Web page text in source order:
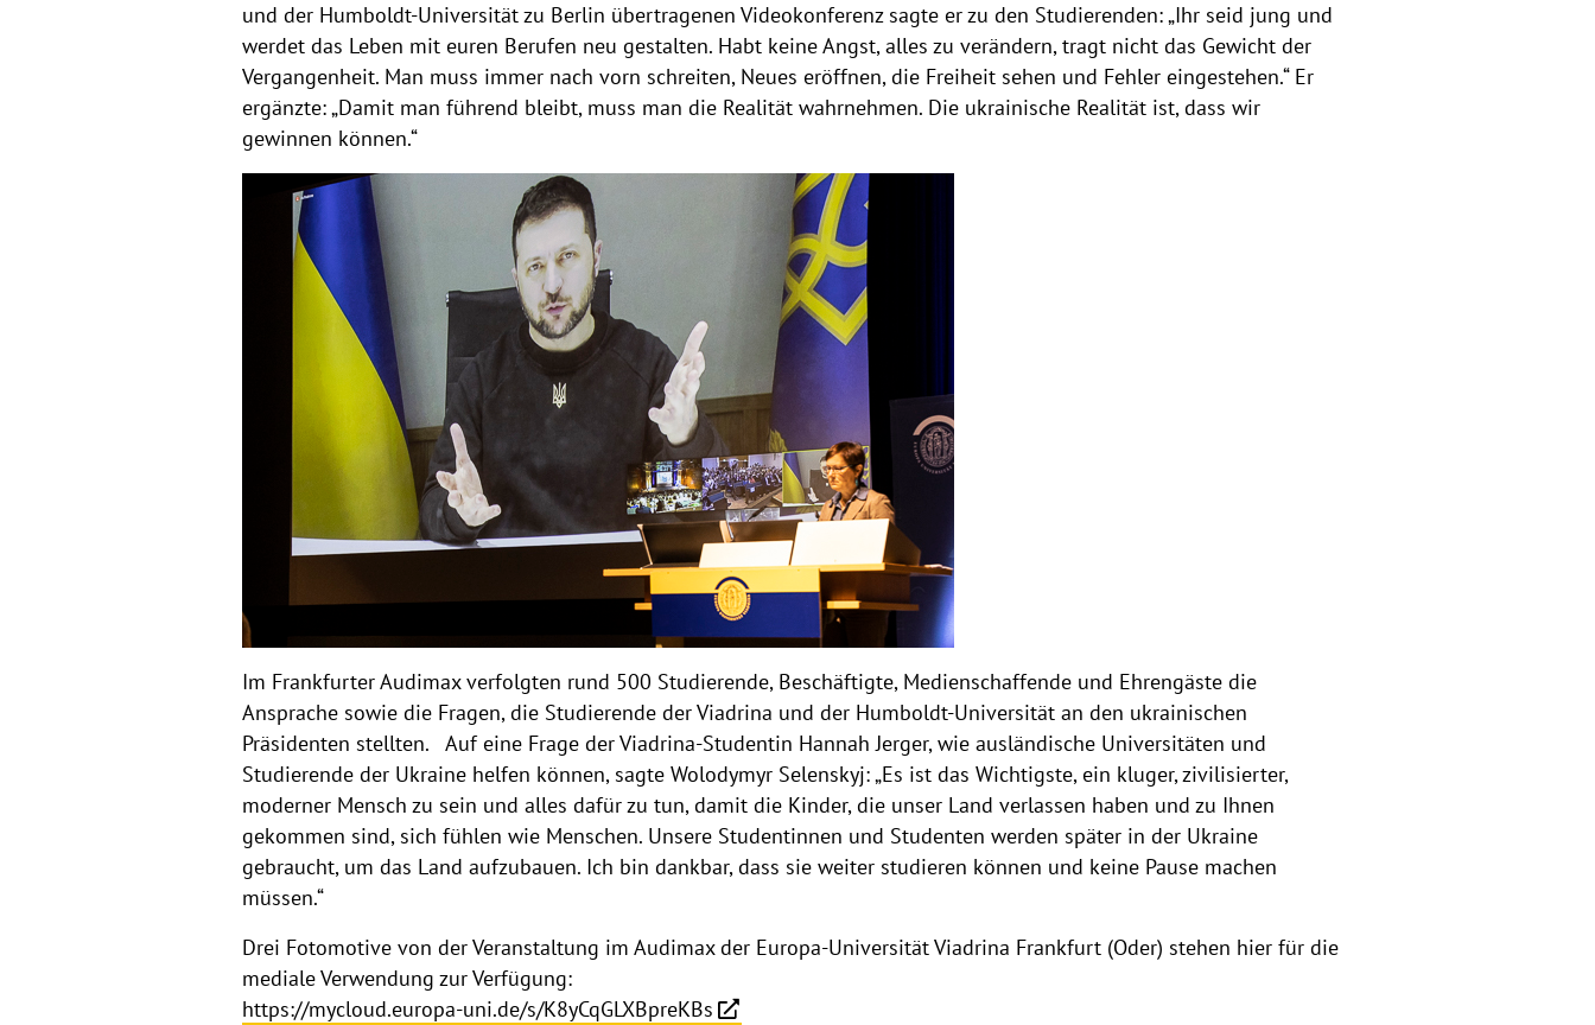
und der Humboldt-Universität zu Berlin übertragenen Videokonferenz sagte er zu den Studierenden: „Ihr seid jung und
werdet das Leben mit euren Berufen neu gestalten. Habt keine Angst, alles zu verändern, tragt nicht das Gewicht der
Vergangenheit. Man muss immer nach vorn schreiten, Neues eröffnen, die Freiheit sehen und Fehler eingestehen.“ Er
ergänzte: „Damit man führend bleibt, muss man die Realität wahrnehmen. Die ukrainische Realität ist, dass wir
gewinnen können.“
Im Frankfurter Audimax verfolgten rund 500 Studierende, Beschäftigte, Medienschaffende und Ehrengäste die
Ansprache sowie die Fragen, die Studierende der Viadrina und der Humboldt-Universität an den ukrainischen
Präsidenten stellten. Auf eine Frage der Viadrina-Studentin Hannah Jerger, wie ausländische Universitäten und
Studierende der Ukraine helfen können, sagte Wolodymyr Selenskyj: „Es ist das Wichtigste, ein kluger, zivilisierter,
moderner Mensch zu sein und alles dafür zu tun, damit die Kinder, die unser Land verlassen haben und zu Ihnen
gekommen sind, sich fühlen wie Menschen. Unsere Studentinnen und Studenten werden später in der Ukraine
gebraucht, um das Land aufzubauen. Ich bin dankbar, dass sie weiter studieren können und keine Pause machen
müssen.“
Drei Fotomotive von der Veranstaltung im Audimax der Europa-Universität Viadrina Frankfurt (Oder) stehen hier für die
mediale Verwendung zur Verfügung:
https://mycloud.europa-uni.de/s/K8yCqGLXBpreKBs